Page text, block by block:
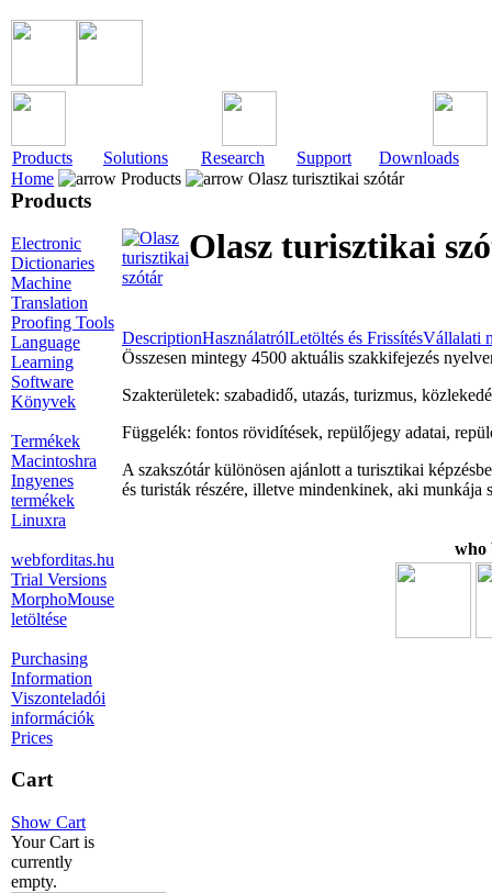
Products Solutions Research Support
Downloads
Home
Products Olasz turisztikai szótár
Products
Electronic
Dictionaries
Machine
Translation
Proofing Tools
Language
Learning
Software
Könyvek
Termékek
Macintoshra
Ingyenes
termékek
Linuxra
webforditas.hu
Trial Versions
MorphoMouse
letöltése
Purchasing
Information
Viszonteladói
információk
Prices
Cart
Show Cart
Your Cart is
currently
empty.
Olasz turisztikai
DescriptionHasználatrólLetöltés és FrissítésVállalati
Összesen mintegy 4500 aktuális szakkifejezés
Szakterületek: szabadidő, utazás, turizmus,
Függelék: fontos rövidítések, repülőjegy adatai,
A szakszótár különösen ajánlott a turisztikai
és turisták részére, illetve mindenkinek, aki
who